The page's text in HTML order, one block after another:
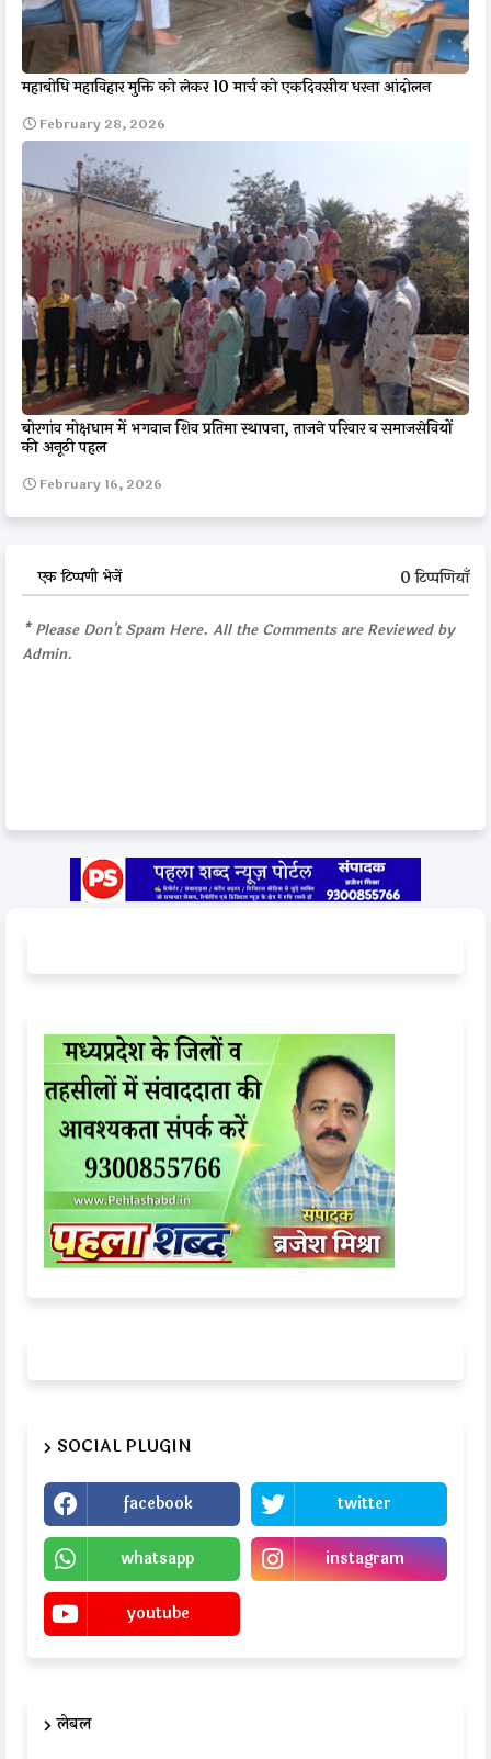
महाबोधि महाविहार मुक्ति को लेकर 10 मार्च को एकदिवसीय धरना आंदोलन
February 28, 2026
बोरगांव मोक्षधाम में भगवान शिव प्रतिमा स्थापना, ताजने परिवार व समाजसेवियों
की अनूठी पहल
February 16, 2026
एक टिप्पणी भेजें 0 टिप्पणियाँ
* Please Don't Spam Here. All the Comments are Reviewed by
Admin.
SOCIAL PLUGIN
facebook twitter
whatsapp instagram
youtube
लेबल